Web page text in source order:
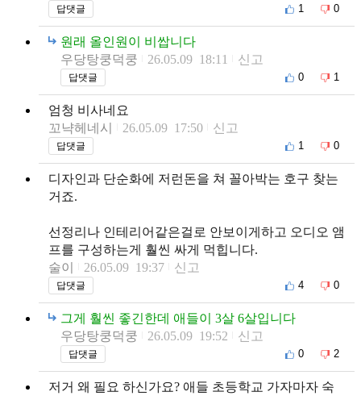
답댓글 1 0
원래 올인원이 비쌉니다
우당탕쿵덕쿵
26.05.09 18:11 신고
답댓글 0 1
엄청 비사네요
꼬냑헤네시
26.05.09 17:50 신고
답댓글 1 0
디자인과 단순화에 저런돈을 쳐 꼴아박는 호구 찾는
거죠.
선정리나 인테리어같은걸로 안보이게하고 오디오 앰
프를 구성하는게 훨씬 싸게 먹힙니다.
술이
26.05.09 19:37 신고
답댓글 4 0
그게 훨씬 좋긴한데 애들이 3살 6살입니다
우당탕쿵덕쿵
26.05.09 19:52 신고
답댓글 0 2
저거 왜 필요 하신가요? 애들 초등학교 가자마자 숙